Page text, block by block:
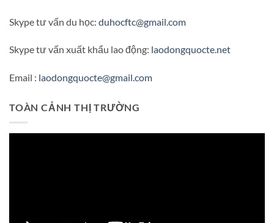
Skype tư vấn du học: duhocftc@gmail.com
Skype tư vấn xuất khẩu lao động: laodongquocte.net
Email : laodongquocte@gmail.com
TOÀN CẢNH THỊ TRƯỜNG